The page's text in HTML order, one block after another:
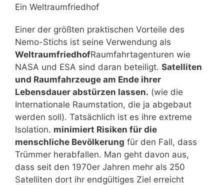
Ein Weltraumfriedhof
Einer der größten praktischen Vorteile des
Nemo-Stichs ist seine Verwendung als
WeltraumfriedhofRaumfahrtagenturen wie
NASA und ESA sind daran beteiligt. Satelliten
und Raumfahrzeuge am Ende ihrer
Lebensdauer abstürzen lassen. (wie die
Internationale Raumstation, die ja abgebaut
werden soll). Tatsächlich ist es ihre extreme
Isolation. minimiert Risiken für die
menschliche Bevölkerung für den Fall, dass
Trümmer herabfallen. Man geht davon aus,
dass seit den 1970er Jahren mehr als 250
Satelliten dort ihr endgültiges Ziel erreicht